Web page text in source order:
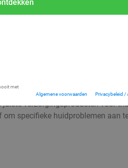
met
Algemene voorwaarden Privacybeleid /
verzorgingsproducten voor
specifieke huidproblemen aan